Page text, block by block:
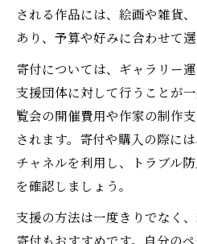
される作品には、絵画や雑貨
あり、予算や好みに合わせて選
寄付については、ギャラリー
支援団体に対して行うことが
覧会の開催費用や作家の制作
されます。寄付や購入の際に
チャネルを利用し、トラブル
を確認しましょう。
支援の方法は一度きりでなく
寄付もおすすめです。自分のペ